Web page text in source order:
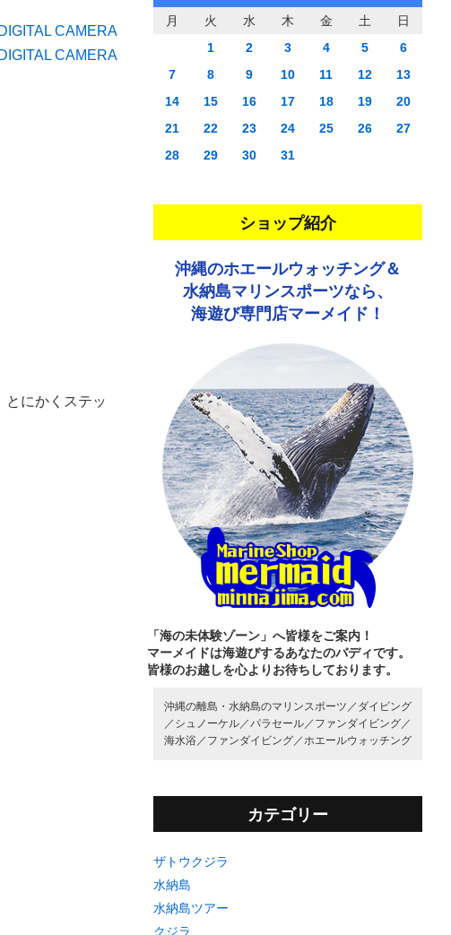
とにかくステッ
月 火 水 木 金 土
日
1
2 3 4 5
6
7
8 9 10 11 12
13
14
15 16 17 18 19
20
21
22 23 24 25 26
27
28
29 30 31
ショップ紹介
沖縄のホエールウォッチング＆
水納島マリンスポーツなら、
海遊び専門店マーメイド！
「海の未体験ゾーン」へ皆様をご案内！
マーメイドは海遊びするあなたのバディです。
皆様のお越しを心よりお待ちしております。
沖縄の離島・水納島のマリンスポーツ／ ダイビング
／ シュノーケル／ パラセール／ ファンダイビング／
海水浴／ ファンダイビング／ ホエールウォッチング
カテゴリー
ザトウクジラ
水納島
水納島ツアー
クジラ